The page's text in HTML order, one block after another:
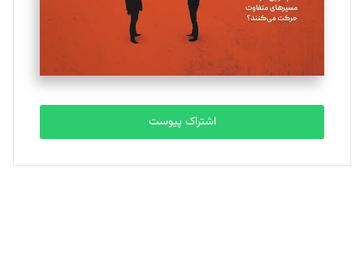
تحریریه
مصطفی مسجدی آرانی
تحریریه
بابک نقاش
تحریریه
اشتراک پیوست